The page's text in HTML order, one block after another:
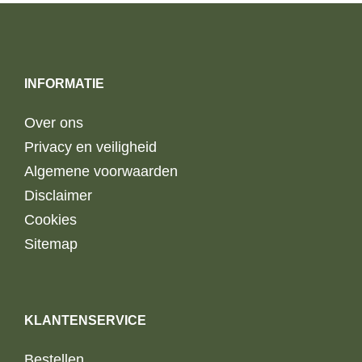
INFORMATIE
Over ons
Privacy en veiligheid
Algemene voorwaarden
Disclaimer
Cookies
Sitemap
KLANTENSERVICE